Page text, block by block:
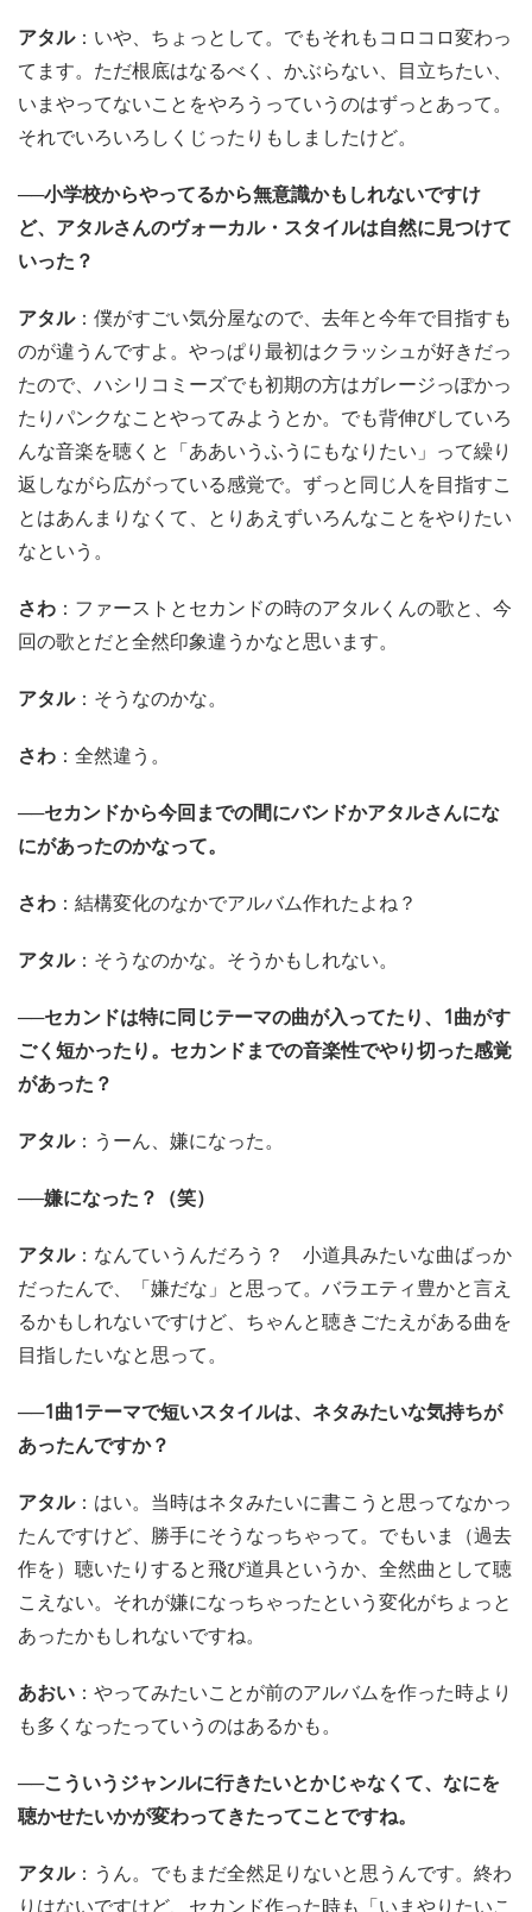
アタル：いや、ちょっとして。でもそれもコロコロ変わっ
てます。ただ根底はなるべく、かぶらない、目立ちたい、
いまやってないことをやろうっていうのはずっとあって。
それでいろいろしくじったりもしましたけど。
──小学校からやってるから無意識かもしれないですけ
ど、アタルさんのヴォーカル・スタイルは自然に見つけて
いった？
アタル：僕がすごい気分屋なので、去年と今年で目指すも
のが違うんですよ。やっぱり最初はクラッシュが好きだっ
たので、ハシリコミーズでも初期の方はガレージっぽかっ
たりパンクなことやってみようとか。でも背伸びしていろ
んな音楽を聴くと「ああいうふうにもなりたい」って繰り
返しながら広がっている感覚で。ずっと同じ人を目指すこ
とはあんまりなくて、とりあえずいろんなことをやりたい
なという。
さわ ：ファーストとセカンドの時のアタルくんの歌と、今
回の歌とだと全然印象違うかなと思います。
アタル：そうなのかな。
さわ ：全然違う。
──セカンドから今回までの間にバンドかアタルさんにな
にがあったのかなって。
さわ ：結構変化のなかでアルバム作れたよね？
アタル：そうなのかな。そうかもしれない。
──セカンドは特に同じテーマの曲が入ってたり、1曲がす
ごく短かったり。セカンドまでの音楽性でやり切った感覚
があった？
アタル：うーん、嫌になった。
──嫌になった？（笑）
アタル：なんていうんだろう？ 小道具みたいな曲ばっか
だったんで、「嫌だな」と思って。バラエティ豊かと言え
るかもしれないですけど、ちゃんと聴きごたえがある曲を
目指したいなと思って。
──1曲1テーマで短いスタイルは、ネタみたいな気持ちが
あったんですか？
アタル：はい。当時はネタみたいに書こうと思ってなかっ
たんですけど、勝手にそうなっちゃって。でもいま（過去
作を）聴いたりすると飛び道具というか、全然曲として聴
こえない。それが嫌になっちゃったという変化がちょっと
あったかもしれないですね。
あおい ：やってみたいことが前のアルバムを作った時より
も多くなったっていうのはあるかも。
──こういうジャンルに行きたいとかじゃなくて、なにを
聴かせたいかが変わってきたってことですね。
アタル：うん。でもまだ全然足りないと思うんです。終わ
りはないですけど、セカンド作った時も「いまやりたいこ